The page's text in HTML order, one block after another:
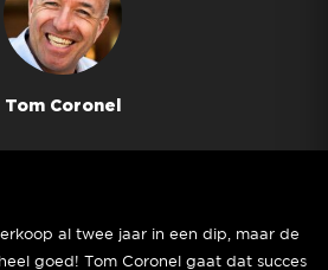
Tom Coronel
al twee jaar in een dip, maar de
goed! Tom Coronel gaat dat succes